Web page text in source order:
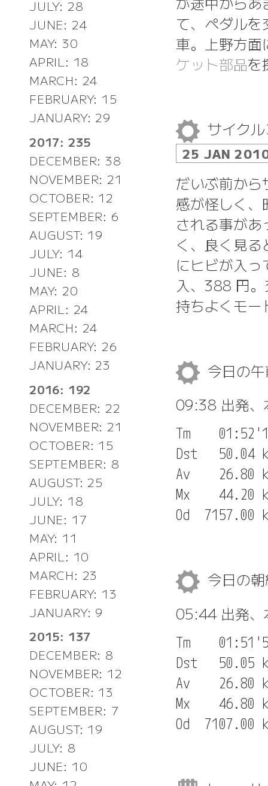
JULY: 28
JUNE: 24
MAY: 30
APRIL: 18
MARCH: 24
FEBRUARY: 15
JANUARY: 29
2017: 235
DECEMBER: 38
NOVEMBER: 21
OCTOBER: 12
SEPTEMBER: 6
AUGUST: 19
JULY: 14
JUNE: 8
MAY: 20
APRIL: 24
MARCH: 24
FEBRUARY: 26
JANUARY: 23
2016: 192
DECEMBER: 22
NOVEMBER: 21
OCTOBER: 15
SEPTEMBER: 8
AUGUST: 25
JULY: 18
JUNE: 17
MAY: 11
APRIL: 10
MARCH: 23
FEBRUARY: 13
JANUARY: 9
2015: 137
DECEMBER: 8
NOVEMBER: 12
OCTOBER: 13
SEPTEMBER: 7
AUGUST: 19
JULY: 8
JUNE: 10
て、ペダル
車。上野方
ケット部品を
サイク
25 JAN
だいぶ前か
感が怪しく
される事が
く、良く見
にヒビが入
入、388 円
持ちよくモ
今日の
09:38 出発、
Tm
Dst   50.04
Av    26.80
Mx    44.20
今日の
05:44 出発、
Tm
Dst   50.05
Av    26.80
Mx    46.80